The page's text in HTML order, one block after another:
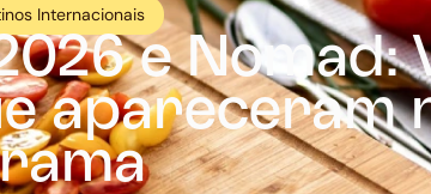
Internacionais
e Nomad:
apareceram